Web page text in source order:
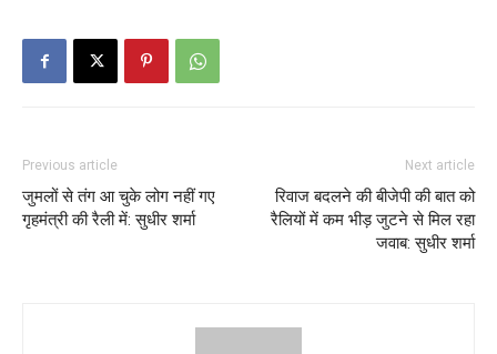
Previous article
जुमलों से तंग आ चुके लोग नहीं गए
गृहमंत्री की रैली में: सुधीर शर्मा
Next article
रिवाज बदलने की बीजेपी की बात को
रैलियों में कम भीड़ जुटने से मिल रहा
जवाब: सुधीर शर्मा